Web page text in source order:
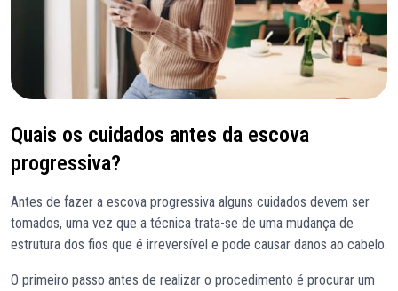
Quais os cuidados antes da escova
progressiva?
Antes de fazer a escova progressiva alguns cuidados devem ser
tomados, uma vez que a técnica trata-se de uma mudança de
estrutura dos fios que é irreversível e pode causar danos ao cabelo.
O primeiro passo antes de realizar o procedimento é procurar um